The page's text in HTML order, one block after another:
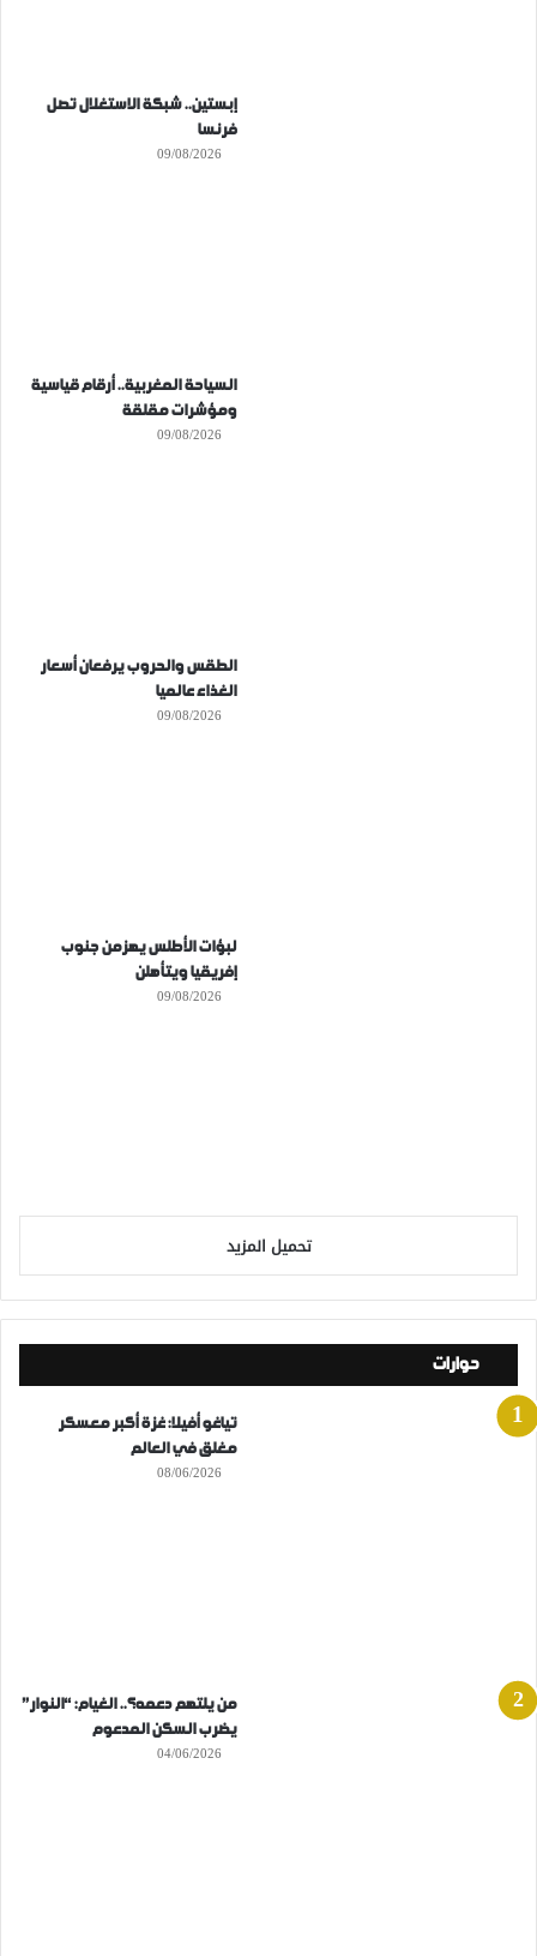
إبستين.. شبكة الاستغلال تصل
فرنسا
09/08/2026
السياحة المغربية.. أرقام قياسية
ومؤشرات مقلقة
09/08/2026
الطقس والحروب يرفعان أسعار
الغذاء عالميا
09/08/2026
لبؤات الأطلس يهزمن جنوب
إفريقيا ويتأهلن
09/08/2026
تحميل المزيد
حوارات
تياغو أفيلا: غزة أكبر معسكر
مغلق في العالم
08/06/2026
من يلتهم دعمه؟.. الغيام: “النوار”
يضرب السكن المدعوم
04/06/2026